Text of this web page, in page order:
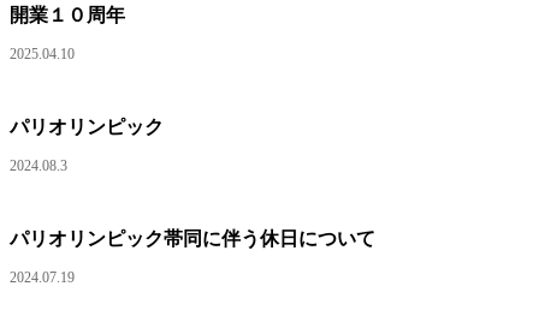
開業１０周年
2025.04.10
パリオリンピック
2024.08.3
パリオリンピック帯同に伴う休日について
2024.07.19